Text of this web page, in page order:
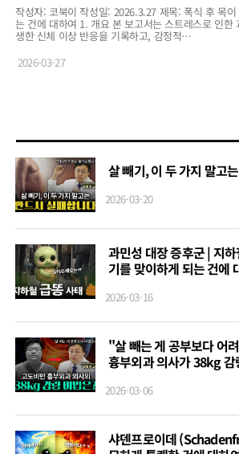
작성자: 코북이 작성일: 2026.3.27 제목: 폭식 후 목
는 건에 대하여 1. 개요 본 보고서는 스트레스로 인한
생한 신체 이상 반응을 기록하고, 감정적…
2026-03-27
살 빼기, 이 두 가지 말고
2026-03-20
과민성 대장 증후군 | 지
기를 맞이하게 되는 건에
2026-03-16
"살 빼는 게 공부보다 어
흉부외과 의사가 38kg 감
2026-03-06
샤덴프로이데